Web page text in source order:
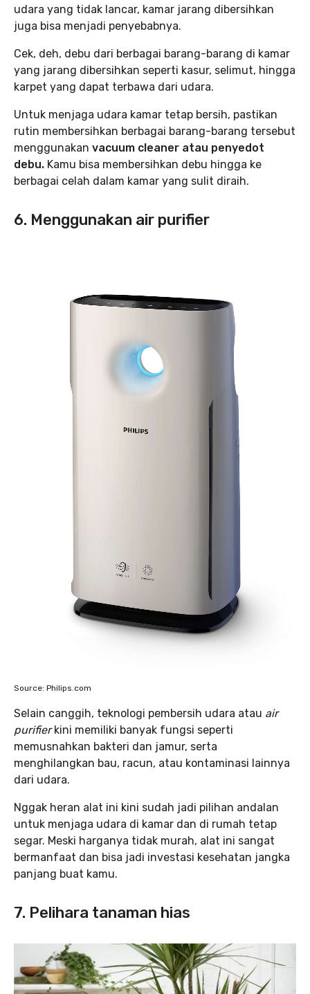
udara yang tidak lancar, kamar jarang dibersihkan
juga bisa menjadi penyebabnya.
Cek, deh, debu dari berbagai barang-barang di kamar
yang jarang dibersihkan seperti kasur, selimut, hingga
karpet yang dapat terbawa dari udara.
Untuk menjaga udara kamar tetap bersih, pastikan
rutin membersihkan berbagai barang-barang tersebut
menggunakan vacuum cleaner atau penyedot
debu. Kamu bisa membersihkan debu hingga ke
berbagai celah dalam kamar yang sulit diraih.
6. Menggunakan air purifier
Source: Philips.com
Selain canggih, teknologi pembersih udara atau air
purifierkini memiliki banyak fungsi seperti
memusnahkan bakteri dan jamur, serta
menghilangkan bau, racun, atau kontaminasi lainnya
dari udara.
Nggak heran alat ini kini sudah jadi pilihan andalan
untuk menjaga udara di kamar dan di rumah tetap
segar. Meski harganya tidak murah, alat ini sangat
bermanfaat dan bisa jadi investasi kesehatan jangka
panjang buat kamu.
7. Pelihara tanaman hias